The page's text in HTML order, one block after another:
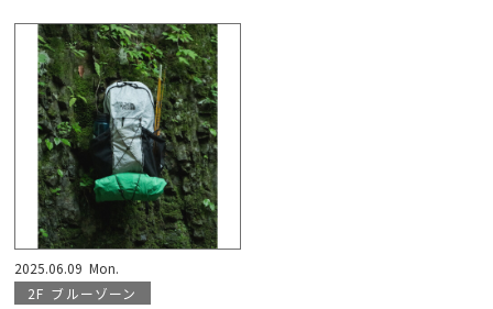
2025.06.09 Mon.
2F ブルーゾーン